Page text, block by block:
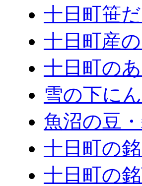
十日町笹
十日町産
十日町の
雪の下に
魚沼の豆
十日町の
十日町の